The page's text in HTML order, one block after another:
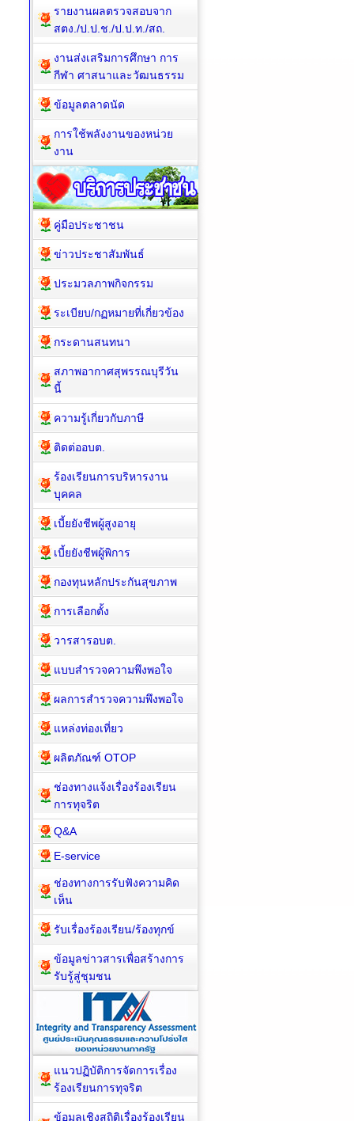
รายงานผลตรวจสอบจาก
สตง./ป.ป.ช./ป.ป.ท./สถ.
งานส่งเสริมการศึกษา การ
กีฬา ศาสนาและวัฒนธรรม
ข้อมูลตลาดนัด
การใช้พลังงานของหน่วย
งาน
คู่มือประชาชน
ข่าวประชาสัมพันธ์
ประมวลภาพกิจกรรม
ระเบียบ/กฏหมายที่เกี่ยวข้อง
กระดานสนทนา
สภาพอากาศสุพรรณบุรีวัน
นี้
ความรู้เกี่ยวกับภาษี
ติดต่ออบต.
ร้องเรียนการบริหารงาน
บุคคล
เบี้ยยังชีพผู้สูงอายุ
เบี้ยยังชีพผู้พิการ
กองทุนหลักประกันสุขภาพ
การเลือกตั้ง
วารสารอบต.
แบบสำรวจความพึงพอใจ
ผลการสำรวจความพึงพอใจ
แหล่งท่องเที่ยว
ผลิตภัณฑ์ OTOP
ช่องทางแจ้งเรื่องร้องเรียน
การทุจริต
Q&A
E-service
ช่องทางการรับฟังความคิด
เห็น
รับเรื่องร้องเรียน/ร้องทุกข์
ข้อมูลข่าวสารเพื่อสร้างการ
รับรู้สู่ชุมชน
แนวปฏิบัติการจัดการเรื่อง
ร้องเรียนการทุจริต
ข้อมูลเชิงสถิติเรื่องร้องเรียน